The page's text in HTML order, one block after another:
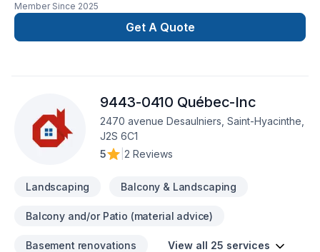
véritables havres de paix. Que ce soit pour un jardin, une
terrasse, une cour ou un espace vert d’entreprise, nous
mettons notre passion, notre créativité et notre expertise au
accompagnement ? Contactez-nous dès maintenant.À très
bientôt dans votre jardin !— L’équipe Les Maîtres du sol inc.
Member Since 2025
Get A Quote
9443-0410 Québec-Inc
2470 avenue Desaulniers, Saint-Hyacinthe,
J2S 6C1
5
2 Reviews
Landscaping Balcony & Landscaping
Balcony and/or Patio (material advice)
Basement renovations View all 25 services